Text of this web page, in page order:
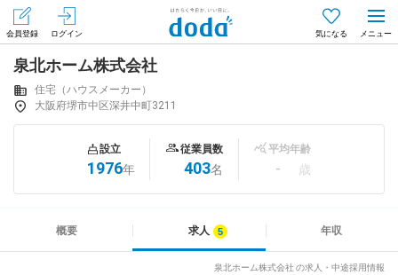
会員登録 ログイン 気になる
会員登録（無料）
はじめてdodaをご利用される方へ
求人を紹介してもらう
泉北ホーム株式会社
住宅（ハウスメーカー）
大阪府堺市中区深井中町3211
設立
1976年
従業員数
403名
平均年齢
- 歳
概要 求人 年収
泉北ホーム株式会社 の求人・中途採用情報